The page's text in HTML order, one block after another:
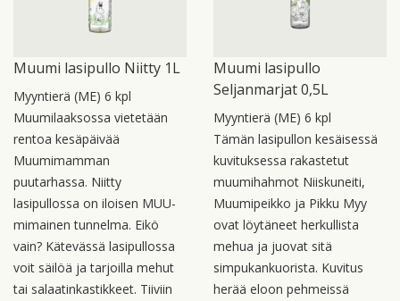
Muumi lasipullo Niitty 1L
Myyntierä (ME) 6 kpl
Muumilaaksossa vietetään
rentoa kesäpäivää
Muumimamman
puutarhassa. Niitty
lasipullossa on iloisen MUU-
mimainen tunnelma. Eikö
vain? Kätevässä lasipullossa
voit säilöä ja tarjoilla mehut
tai salaatinkastikkeet. Tiiviin
Muumi lasipullo
Seljanmarjat 0,5L
Myyntierä (ME) 6 kpl
Tämän lasipullon kesäisessä
kuvituksessa rakastetut
muumihahmot Niiskuneiti,
Muumipeikko ja Pikku Myy
ovat löytäneet herkullista
mehua ja juovat sitä
simpukankuorista. Kuvitus
herää eloon pehmeissä